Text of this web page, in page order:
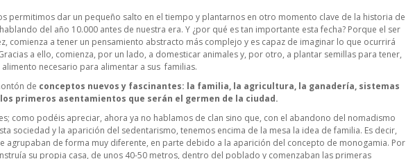
permitimos dar un pequeño salto en el tiempo y plantarnos en otro momento clave de la historia de
del año 10.000 antes de nuestra era. Y ¿por qué es tan importante esta fecha? Porque el ser
comienza a tener un pensamiento abstracto más complejo y es capaz de imaginar lo que ocurrirá
a ello, comienza, por un lado, a domesticar animales y, por otro, a plantar semillas para tener,
necesario para alimentar a sus familias.
de conceptos nuevos y fascinantes: la familia, la agricultura, la ganadería, sistemas
primeros asentamientos que serán el germen de la ciudad.
como podéis apreciar, ahora ya no hablamos de clan sino que, con el abandono del nomadismo
sociedad y la aparición del sedentarismo, tenemos encima de la mesa la idea de familia. Es decir,
agrupaban de forma muy diferente, en parte debido a la aparición del concepto de monogamia. Por
su propia casa, de unos 40-50 metros, dentro del poblado y comenzaban las primeras